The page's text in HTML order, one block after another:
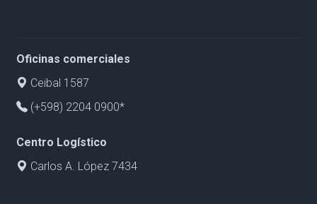
Oficinas comerciales
Ceibal 1587
(+598) 2204 0900*
Centro Logístico
Carlos A. López 7434